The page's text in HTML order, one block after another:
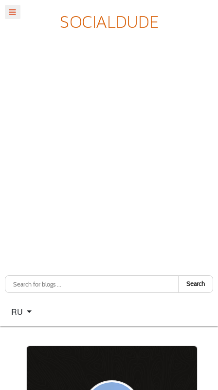
Search
Select your language
RU